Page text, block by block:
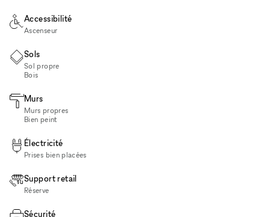
Accessibilité
Ascenseur
Sols
Sol propre
Bois
Murs
Murs propres
Bien peint
Électricité
Prises bien placées
Support retail
Réserve
Sécurité